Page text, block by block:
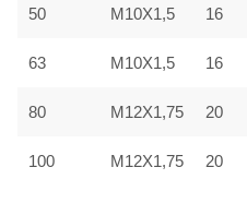
50 M10X1,5 16
63 M10X1,5 16
80 M12X1,75 20
100 M12X1,75 20